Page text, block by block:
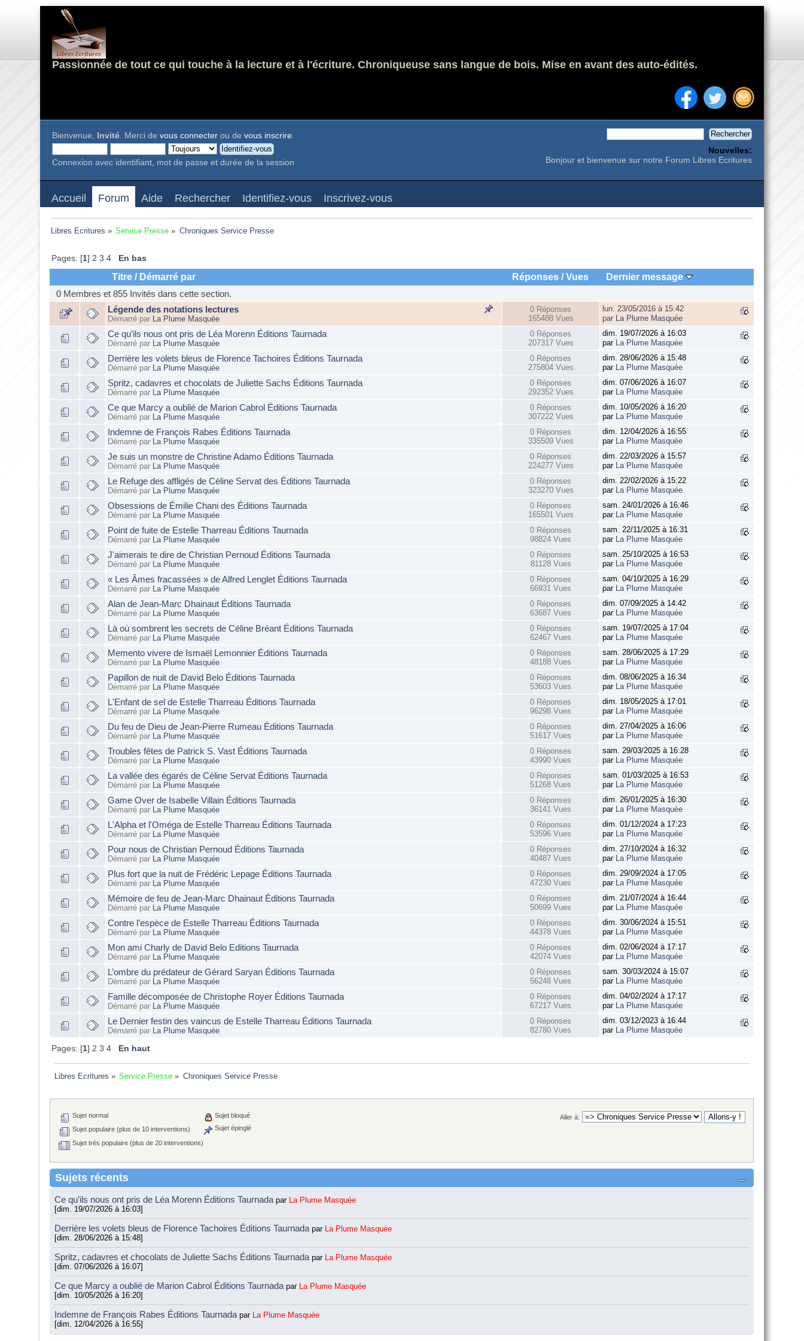
Passionnée de tout ce qui touche à la lecture et à l'écriture. Chroniqueuse sans langue de bois. Mise en avant des auto-édités.
Bienvenue, Invité. Merci devous connecter ou devous inscrire.
Connexion avec identifiant, mot de passe et durée de la session
Nouvelles:
Bonjour et bienvenue sur notre Forum Libres Ecritures
Accueil Forum Aide Rechercher Identifiez-vous Inscrivez-vous
Libres Ecritures » Service Presse » Chroniques Service Presse
Pages: [1] 2 3 4 En bas
Titre / Démarré par Réponses /Vues
Dernier message
0 Membres et 855 Invités dans cette section.
Légende des notations lectures
Démarré par La Plume Masquée
0 Réponses
165488 Vues
lun. 23/05/2016 à 15:42
par La Plume Masquée
Ce qu’ils nous ont pris de Léa Morenn Éditions Taurnada
Démarré par La Plume Masquée
0 Réponses
207317 Vues
dim. 19/07/2026 à 16:03
par La Plume Masquée
Derrière les volets bleus de Florence Tachoires Éditions Taurnada
Démarré par La Plume Masquée
0 Réponses
275804 Vues
dim. 28/06/2026 à 15:48
par La Plume Masquée
Spritz, cadavres et chocolats de Juliette Sachs Éditions Taurnada
Démarré par La Plume Masquée
0 Réponses
292352 Vues
dim. 07/06/2026 à 16:07
par La Plume Masquée
Ce que Marcy a oublié de Marion Cabrol Éditions Taurnada
Démarré par La Plume Masquée
0 Réponses
307222 Vues
dim. 10/05/2026 à 16:20
par La Plume Masquée
Indemne de François Rabes Éditions Taurnada
Démarré par La Plume Masquée
0 Réponses
335509 Vues
dim. 12/04/2026 à 16:55
par La Plume Masquée
Je suis un monstre de Christine Adamo Éditions Taurnada
Démarré par La Plume Masquée
0 Réponses
224277 Vues
dim. 22/03/2026 à 15:57
par La Plume Masquée
Le Refuge des affligés de Céline Servat des Éditions Taurnada
Démarré par La Plume Masquée
0 Réponses
323270 Vues
dim. 22/02/2026 à 15:22
par La Plume Masquée
Obsessions de Émilie Chani des Éditions Taurnada
Démarré par La Plume Masquée
0 Réponses
165501 Vues
sam. 24/01/2026 à 16:46
par La Plume Masquée
Point de fuite de Estelle Tharreau Éditions Taurnada
Démarré par La Plume Masquée
0 Réponses
98824 Vues
sam. 22/11/2025 à 16:31
par La Plume Masquée
J'aimerais te dire de Christian Pernoud Éditions Taurnada
Démarré par La Plume Masquée
0 Réponses
81128 Vues
sam. 25/10/2025 à 16:53
par La Plume Masquée
« Les Âmes fracassées » de Alfred Lenglet Éditions Taurnada
Démarré par La Plume Masquée
0 Réponses
66931 Vues
sam. 04/10/2025 à 16:29
par La Plume Masquée
Alan de Jean-Marc Dhainaut Éditions Taurnada
Démarré par La Plume Masquée
0 Réponses
63687 Vues
dim. 07/09/2025 à 14:42
par La Plume Masquée
Là où sombrent les secrets de Céline Bréant Éditions Taurnada
Démarré par La Plume Masquée
0 Réponses
62467 Vues
sam. 19/07/2025 à 17:04
par La Plume Masquée
Memento vivere de Ismaël Lemonnier Éditions Taurnada
Démarré par La Plume Masquée
0 Réponses
48188 Vues
sam. 28/06/2025 à 17:29
par La Plume Masquée
Papillon de nuit de David Belo Éditions Taurnada
Démarré par La Plume Masquée
0 Réponses
53603 Vues
dim. 08/06/2025 à 16:34
par La Plume Masquée
L'Enfant de sel de Estelle Tharreau Éditions Taurnada
Démarré par La Plume Masquée
0 Réponses
96298 Vues
dim. 18/05/2025 à 17:01
par La Plume Masquée
Du feu de Dieu de Jean-Pierre Rumeau Éditions Taurnada
Démarré par La Plume Masquée
0 Réponses
51617 Vues
dim. 27/04/2025 à 16:06
par La Plume Masquée
Troubles fêtes de Patrick S. Vast Éditions Taurnada
Démarré par La Plume Masquée
0 Réponses
43990 Vues
sam. 29/03/2025 à 16:28
par La Plume Masquée
La vallée des égarés de Céline Servat Éditions Taurnada
Démarré par La Plume Masquée
0 Réponses
51268 Vues
sam. 01/03/2025 à 16:53
par La Plume Masquée
Game Over de Isabelle Villain Éditions Taurnada
Démarré par La Plume Masquée
0 Réponses
36141 Vues
dim. 26/01/2025 à 16:30
par La Plume Masquée
L'Alpha et l'Oméga de Estelle Tharreau Éditions Taurnada
Démarré par La Plume Masquée
0 Réponses
53596 Vues
dim. 01/12/2024 à 17:23
par La Plume Masquée
Pour nous de Christian Pernoud Éditions Taurnada
Démarré par La Plume Masquée
0 Réponses
40487 Vues
dim. 27/10/2024 à 16:32
par La Plume Masquée
Plus fort que la nuit de Frédéric Lepage Éditions Taurnada
Démarré par La Plume Masquée
0 Réponses
47230 Vues
dim. 29/09/2024 à 17:05
par La Plume Masquée
Mémoire de feu de Jean-Marc Dhainaut Éditions Taurnada
Démarré par La Plume Masquée
0 Réponses
50699 Vues
dim. 21/07/2024 à 16:44
par La Plume Masquée
Contre l’espèce de Estelle Tharreau Éditions Taurnada
Démarré par La Plume Masquée
0 Réponses
44378 Vues
dim. 30/06/2024 à 15:51
par La Plume Masquée
Mon ami Charly de David Belo Editions Taurnada
Démarré par La Plume Masquée
0 Réponses
42074 Vues
dim. 02/06/2024 à 17:17
par La Plume Masquée
L’ombre du prédateur de Gérard Saryan Éditions Taurnada
Démarré par La Plume Masquée
0 Réponses
56248 Vues
sam. 30/03/2024 à 15:07
par La Plume Masquée
Famille décomposée de Christophe Royer Éditions Taurnada
Démarré par La Plume Masquée
0 Réponses
67217 Vues
dim. 04/02/2024 à 17:17
par La Plume Masquée
Le Dernier festin des vaincus de Estelle Tharreau Éditions Taurnada
Démarré par La Plume Masquée
0 Réponses
82780 Vues
dim. 03/12/2023 à 16:44
par La Plume Masquée
Pages: [1] 2 3 4 En haut
Libres Ecritures » Service Presse » Chroniques Service Presse
Aller à:
Sujet normal
Sujet populaire (plus de 10 interventions)
Sujet très populaire (plus de 20 interventions)
Sujet bloqué
Sujet épinglé
Sujets récents
Ce qu’ils nous ont pris de Léa Morenn Éditions Taurnada par La Plume Masquée
[dim. 19/07/2026 à 16:03]
Derrière les volets bleus de Florence Tachoires Éditions Taurnada par La Plume Masquée
[dim. 28/06/2026 à 15:48]
Spritz, cadavres et chocolats de Juliette Sachs Éditions Taurnada par La Plume Masquée
[dim. 07/06/2026 à 16:07]
Ce que Marcy a oublié de Marion Cabrol Éditions Taurnada par La Plume Masquée
[dim. 10/05/2026 à 16:20]
Indemne de François Rabes Éditions Taurnada par La Plume Masquée
[dim. 12/04/2026 à 16:55]